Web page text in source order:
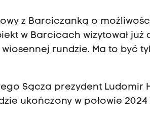
z Barciczanką o
w Barcicach wizytował już
rundzie. Ma to być
Sącza prezydent Ludomir
ukończony w połowie 2024